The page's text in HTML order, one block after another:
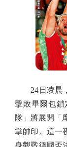
24日凌晨，
擊敗畢爾包
隊」將展開「
掌帥印。這一